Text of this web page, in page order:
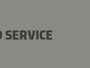
SERVICE